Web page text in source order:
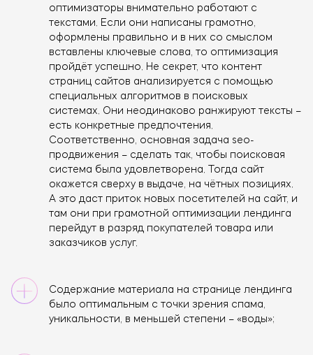
оптимизаторы внимательно работают с
текстами. Если они написаны грамотно,
оформлены правильно и в них со смыслом
вставлены ключевые слова, то оптимизация
пройдёт успешно. Не секрет, что контент
страниц сайтов анализируется с помощью
специальных алгоритмов в поисковых
системах. Они неодинаково ранжируют тексты –
есть конкретные предпочтения.
Соответственно, основная задача seo-
продвижения – сделать так, чтобы поисковая
система была удовлетворена. Тогда сайт
окажется сверху в выдаче, на чётных позициях.
А это даст приток новых посетителей на сайт, и
там они при грамотной оптимизации лендинга
перейдут в разряд покупателей товара или
заказчиков услуг.
Содержание материала на странице лендинга
было оптимальным с точки зрения спама,
уникальности, в меньшей степени – «воды»;